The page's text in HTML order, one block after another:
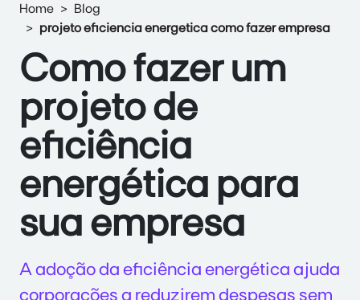
Home
Blog
projeto eficiencia energetica como fazer empresa
Como fazer um
projeto de
eficiência
energética para
sua empresa
A adoção da eficiência energética ajuda
corporações a reduzirem despesas sem